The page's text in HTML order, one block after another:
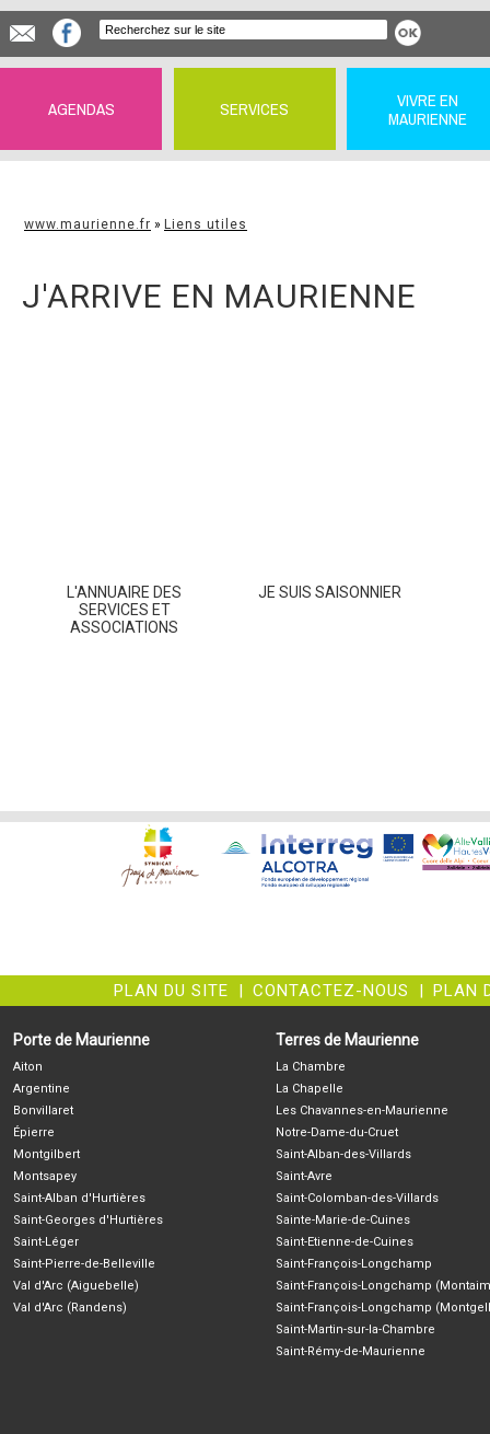
AGENDAS SERVICES
VIVRE EN
MAURIENNE
www.maurienne.fr » Liens utiles
J'ARRIVE EN MAURIENNE
L'ANNUAIRE DES
SERVICES ET
ASSOCIATIONS
JE SUIS SAISONNIER
PLAN DU SITE CONTACTEZ-NOUS PLAN
Porte de Maurienne
Aiton
Argentine
Bonvillaret
Épierre
Montgilbert
Montsapey
Saint-Alban d'Hurtières
Saint-Georges d'Hurtières
Saint-Léger
Saint-Pierre-de-Belleville
Val d'Arc (Aiguebelle)
Val d'Arc (Randens)
Terres de Maurienne
La Chambre
La Chapelle
Les Chavannes-en-Maurienne
Notre-Dame-du-Cruet
Saint-Alban-des-Villards
Saint-Avre
Saint-Colomban-des-Villards
Sainte-Marie-de-Cuines
Saint-Etienne-de-Cuines
Saint-François-Longchamp
Saint-François-Longchamp
Saint-François-Longchamp
Saint-Martin-sur-la-Chambre
Saint-Rémy-de-Maurienne